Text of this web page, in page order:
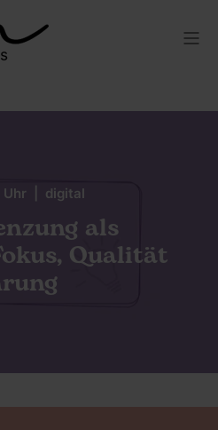
Uhr | digital
als
Qualität